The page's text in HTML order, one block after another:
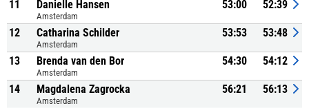
11 Danielle Hansen
Amsterdam
53:00 52:39
12 Catharina Schilder
Amsterdam
53:53 53:48
13 Brenda van den Bor
Amsterdam
54:30 54:12
14 Magdalena Zagrocka
Amsterdam
56:21 56:13